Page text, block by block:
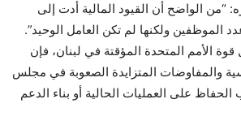
“من الواضح أن القيود المالية أدت إلى
الموظفين ولكنها لم تكن العامل الوحيد”.
الأمم المتحدة المؤقتة في لبنان، فإن
والمفاوضات المتزايدة الصعوبة في مجلس
على العمليات الحالية أو بناء الدعم